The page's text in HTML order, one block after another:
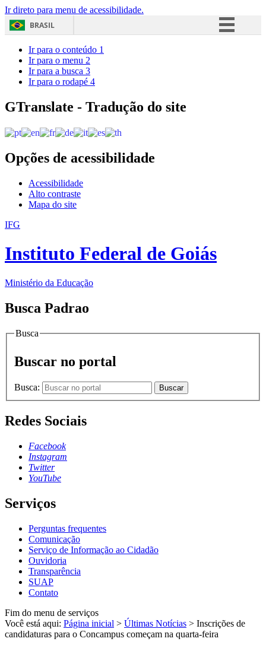
Ir direto para menu de acessibilidade.
BRASIL
Acesso à informação
Ir para o conteúdo 1
Ir para o menu 2
Ir para a busca 3
Ir para o rodapé 4
GTranslate - Tradução do site
Opções de acessibilidade
Acessibilidade
Alto contraste
Mapa do site
IFG
Instituto Federal de Goiás
Ministério da Educação
Busca Padrao
Busca
Buscar no portal
Busca: Buscar
Redes Sociais
Facebook
Instagram
Twitter
YouTube
Serviços
Perguntas frequentes
Comunicação
Serviço de Informação ao Cidadão
Ouvidoria
Transparência
SUAP
Contato
Fim do menu de serviços
Você está aqui: Página inicial > Últimas Notícias > Inscrições de
candidaturas para o Concampus começam na quarta-feira